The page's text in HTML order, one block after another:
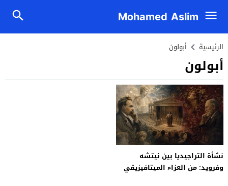
Mohamed Aslim
الرئيسية أبولون
أبولون
نشأة التراجيديا بين نيتشه
وفرويد: من العزاء الميتافيزيقي